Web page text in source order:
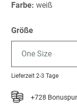
springen
Farbe: weiß
Größe
One Size
Lieferzeit 2-3 Tage
+728